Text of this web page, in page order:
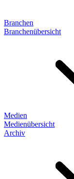
Branchen
Branchenübersicht
Medien
Medienübersicht
Archiv